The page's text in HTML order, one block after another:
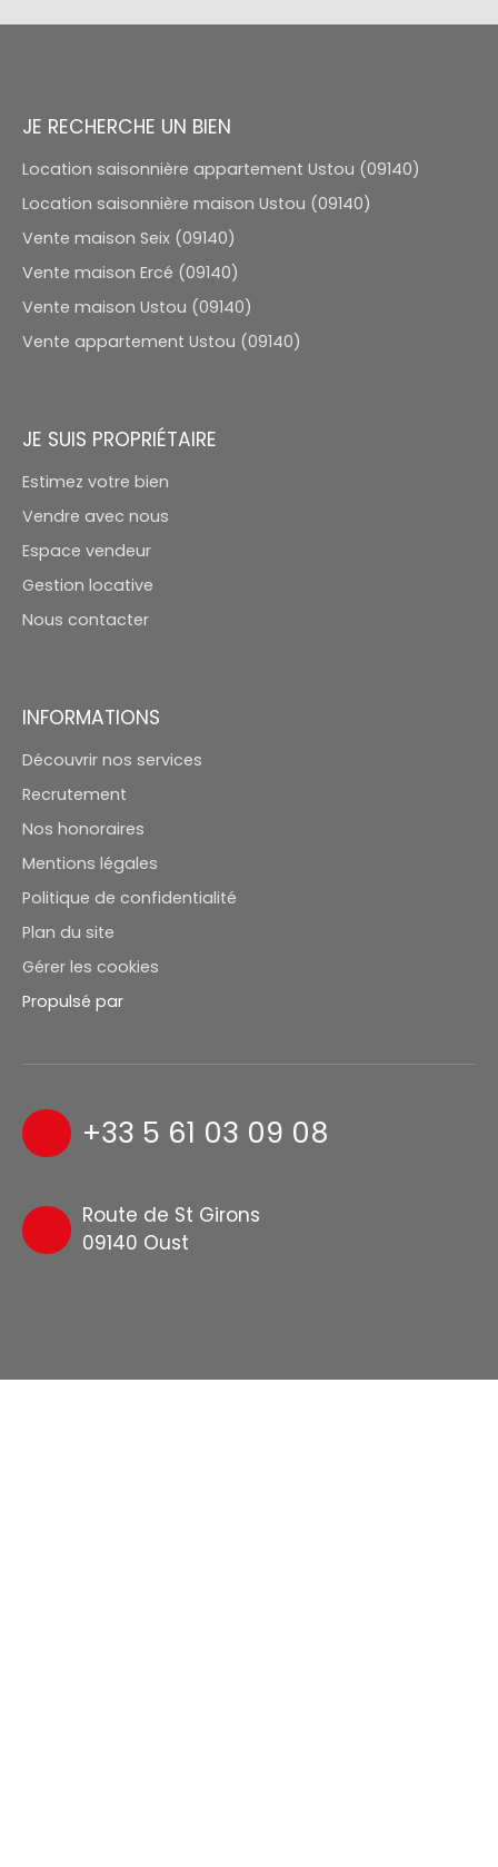
JE RECHERCHE UN BIEN
Location saisonnière appartement Ustou (09140)
Location saisonnière maison Ustou (09140)
Vente maison Seix (09140)
Vente maison Ercé (09140)
Vente maison Ustou (09140)
Vente appartement Ustou (09140)
JE SUIS PROPRIÉTAIRE
Estimez votre bien
Vendre avec nous
Espace vendeur
Gestion locative
Nous contacter
INFORMATIONS
Découvrir nos services
Recrutement
Nos honoraires
Mentions légales
Politique de confidentialité
Plan du site
Gérer les cookies
Propulsé par
+33 5 61 03 09 08
Route de St Girons
09140 Oust